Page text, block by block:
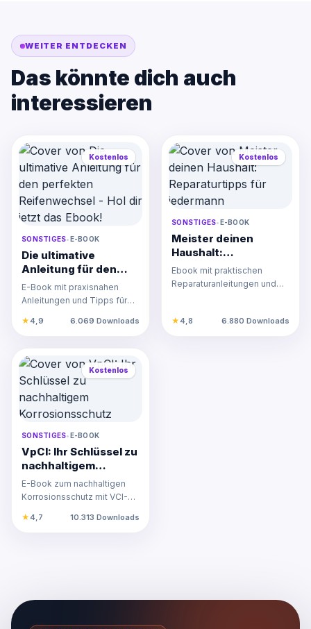
WEITER ENTDECKEN
Das könnte dich auch
interessieren
Kostenlos
SONSTIGES• E-BOOK
Die ultimative
Anleitung für den
perfekten
Reifenwechsel - Hol
E-Book mit praxisnahen
Anleitungen und Tipps für
Reifenwechsel ohne We…
★4,9 6.069 Downloads
Kostenlos
SONSTIGES• E-BOOK
Meister deinen
Haushalt:
Reparaturtipps für
jedermann
Ebook mit praktischen
Reparaturanleitungen und
★4,8 6.880 Downloads
Kostenlos
SONSTIGES• E-BOOK
VpCI: Ihr Schlüssel zu
nachhaltigem
Korrosionsschutz
E-Book zum nachhaltigen
Korrosionsschutz mit VCI-
umweltfreundlicher Schutz…
★4,7 10.313 Downloads